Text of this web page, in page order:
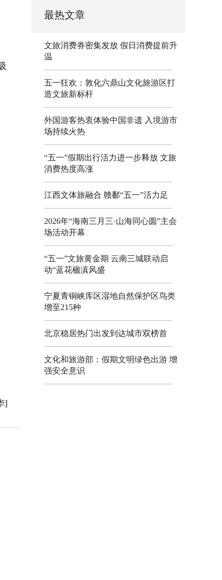
]
最热文章
文旅消费券密集发放 假日消费提前升
温
五一狂欢：敦化六鼎山文化旅游区打
造文旅新标杆
外国游客热衷体验中国非遗 入境游市
场持续火热
“五一”假期出行活力进一步释放 文旅
消费热度高涨
江西文体旅融合 赣鄱“五一”活力足
2026年“海南三月三·山海同心圆”主会
场活动开幕
“五一”文旅黄金期 云南三城联动启
动“蓝花楹滇风盛
宁夏青铜峡库区湿地自然保护区鸟类
增至215种
北京稳居热门出发到达城市双榜首
文化和旅游部：假期文明绿色出游 增
强安全意识